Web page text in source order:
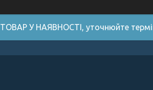
ТОВАР У НАЯВНОСТІ, уточнюйте